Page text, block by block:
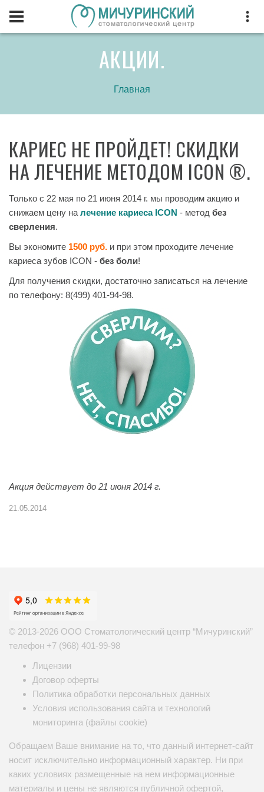
АКЦИИ.
Главная
КАРИЕС НЕ ПРОЙДЕТ! СКИДКИ
НА ЛЕЧЕНИЕ МЕТОДОМ ICON ®.
Только с 22 мая по 21 июня 2014 г. мы проводим акцию и
снижаем цену на лечение кариеса ICON - метод без
сверления.
Вы экономите 1500 руб. и при этом проходите лечение
кариеса зубов ICON - без боли!
Для получения скидки, достаточно записаться на лечение
по телефону: 8(499) 401-94-98.
Акция действует до 21 июня 2014 г.
21.05.2014
© 2013-2026 ООО Стоматологический центр “Мичуринский”
телефон +7 (968) 401-99-98
Лицензии
Договор оферты
Политика обработки персональных данных
Условия использования сайта и технологий
мониторинга (файлы cookie)
Обращаем Ваше внимание на то, что данный интернет-сайт
носит исключительно информационный характер. Ни при
каких условиях размещенные на нем информационные
материалы и цены не являются публичной офертой,